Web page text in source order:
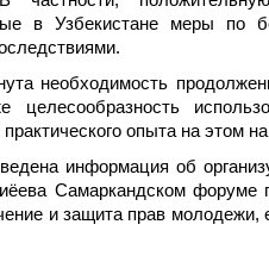
в Узбекистане меры по
необходимость
опыта на этом
информация об
Самаркандском форуме
и защита прав молодежи,